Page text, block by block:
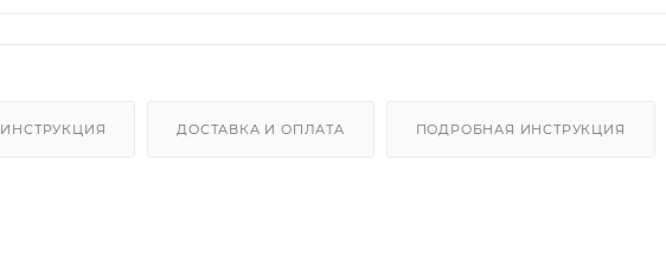
ИНСТРУКЦИЯ ДОСТАВКА И ОПЛАТА ПОДРОБНАЯ ИНСТРУКЦИЯ